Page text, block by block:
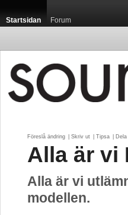
Startsidan Forum
Föreslå ändring Skriv ut Tipsa Dela
Alla är vi
Alla är vi
modellen.